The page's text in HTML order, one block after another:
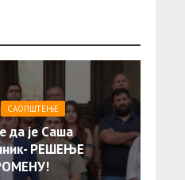
САОПШТЕЊE
да је Саша
РЕШЕЊЕ